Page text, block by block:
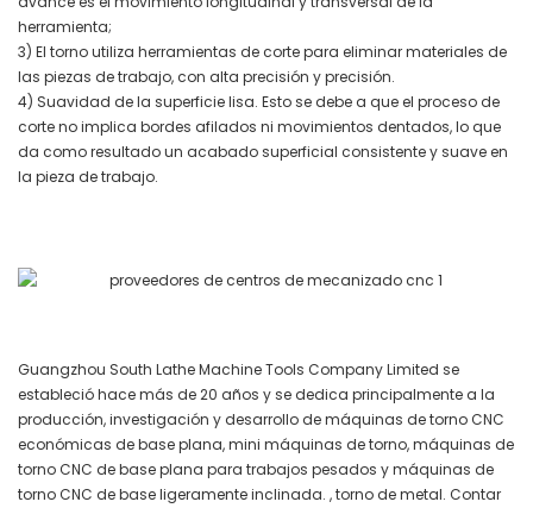
herramienta;
3) El torno utiliza herramientas de corte para eliminar materiales de
las piezas de trabajo, con alta precisión y precisión.
4) Suavidad de la superficie lisa. Esto se debe a que el proceso de
corte no implica bordes afilados ni movimientos dentados, lo que
da como resultado un acabado superficial consistente y suave en
la pieza de trabajo.
Guangzhou South Lathe Machine Tools Company Limited se
estableció hace más de 20 años y se dedica principalmente a la
producción, investigación y desarrollo de máquinas de torno CNC
económicas de base plana, mini máquinas de torno, máquinas de
torno CNC de base plana para trabajos pesados ​​y máquinas de
torno CNC de base ligeramente inclinada. , torno de metal. Contar